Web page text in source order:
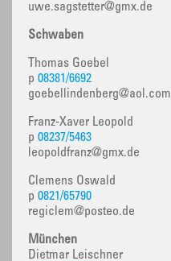
uwe.sagstetter@gmx.de
Schwaben
Thomas Goebel
p 08381/6692
goebellindenberg@aol.com
Franz-Xaver Leopold
p 08237/5463
leopoldfranz@gmx.de
Clemens Oswald
p 0821/65790
regiclem@posteo.de
München
Dietmar Leischner